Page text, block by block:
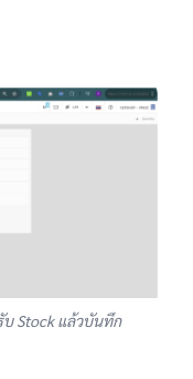
บ Stock แล้วบันทึก